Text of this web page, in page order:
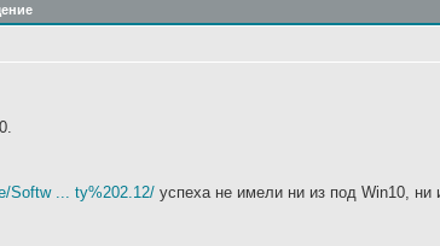
Softw ... ty%202.12/ успеха не имели ни из под Win10, ни